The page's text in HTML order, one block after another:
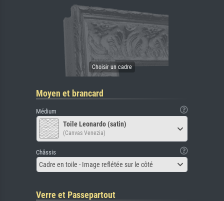
Moyen et brancard
Médium
Toile Leonardo (satin)
(Canvas Venezia)
Châssis
Cadre en toile - Image reflétée sur le côté
Verre et Passepartout